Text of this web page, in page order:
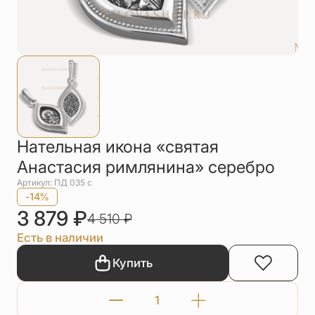
Цепи
Чётки
Другое
Нательная икона «святая
Анастасия римлянина» серебро
Артикул: ПД 035 с
-14%
3 879 ₽4 510₽
Есть в наличии
Купить
Количество